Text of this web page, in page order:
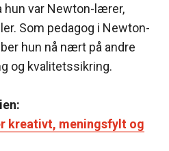
hun var Newton-lærer,
Som pedagog i Newton-
hun nå nært på andre
og kvalitetssikring.
kreativt, meningsfylt og